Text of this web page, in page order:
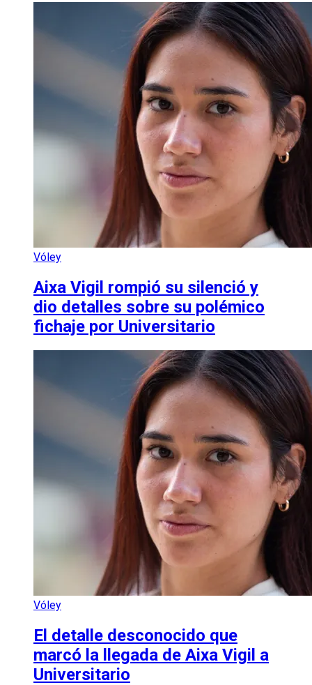
Vóley
Aixa Vigil rompió su silenció y
dio detalles sobre su polémico
fichaje por Universitario
Vóley
El detalle desconocido que
marcó la llegada de Aixa Vigil a
Universitario